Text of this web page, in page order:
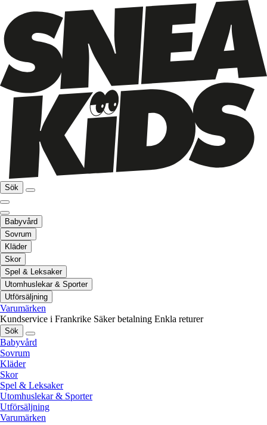
Sök
Babyvård
Sovrum
Kläder
Skor
Spel & Leksaker
Utomhuslekar & Sporter
Utförsäljning
Varumärken
Kundservice i Frankrike Säker betalning Enkla returer
Sök
Babyvård
Sovrum
Kläder
Skor
Spel & Leksaker
Utomhuslekar & Sporter
Utförsäljning
Varumärken